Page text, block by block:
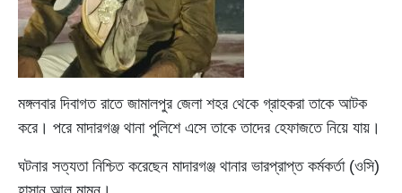
মঙ্গলবার দিবাগত রাতে জামালপুর জেলা শহর থেকে গ্রাহকরা তাকে আটক
করে। পরে মাদারগঞ্জ থানা পুলিশে এসে তাকে তাদের হেফাজতে নিয়ে যায়।
ঘটনার সত্যতা নিশ্চিত করেছেন মাদারগঞ্জ থানার ভারপ্রাপ্ত কর্মকর্তা (ওসি)